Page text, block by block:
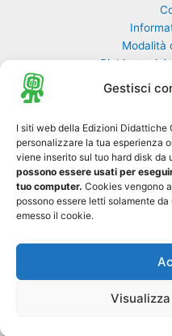
Gestisci
I siti web della Edizioni
personalizzare la tua esperienza
viene inserito sul tuo hard disk da
possono essere usati per
tuo computer. Cookies vengono
possono essere letti solamente
emesso il cookie.
Modalità
Richiesta
Richiedi una
Copyright © 2026 Edizioni
riservati - P.